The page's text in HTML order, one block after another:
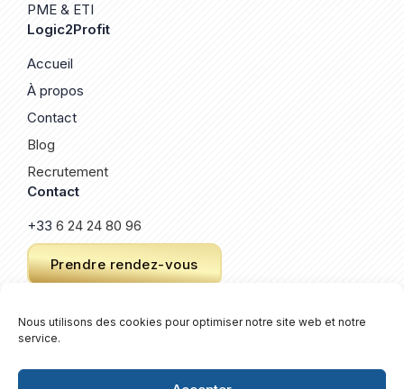
Nous utilisons des cookies pour optimiser notre site web et notre
service.
PME & ETI
Logic2Profit
Accueil
À propos
Contact
Blog
Recrutement
Contact
+33 6 24 24 80 96
Prendre rendez-vous
© 2026 Logic2Profit. Un site créé par
Plan de site